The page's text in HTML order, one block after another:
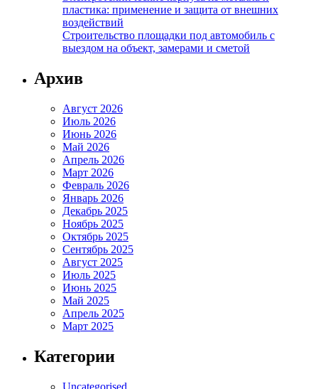
пластика: применение и защита от внешних
воздействий
Строительство площадки под автомобиль с
выездом на объект, замерами и сметой
Архив
Август 2026
Июль 2026
Июнь 2026
Май 2026
Апрель 2026
Март 2026
Февраль 2026
Январь 2026
Декабрь 2025
Ноябрь 2025
Октябрь 2025
Сентябрь 2025
Август 2025
Июль 2025
Июнь 2025
Май 2025
Апрель 2025
Март 2025
Категории
Uncategorised